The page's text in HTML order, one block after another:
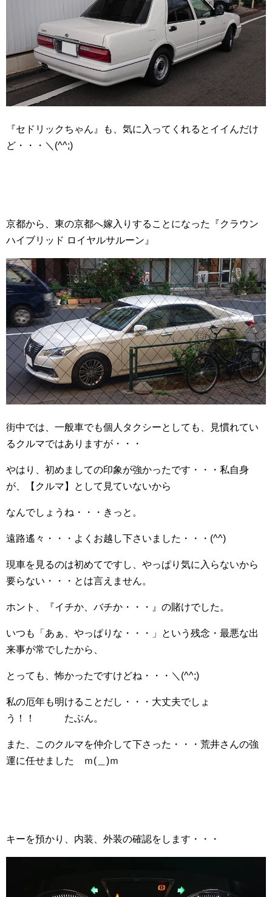
『セドリックちゃん』も、気に入ってくれるとイイんだけ
ど・・・＼(^^;)
京都から、東の京都へ嫁入りすることになった『クラウン
ハイブリッド ロイヤルサルーン』
街中では、一般車でも個人タクシーとしても、見慣れてい
るクルマではありますが・・・
やはり、初めましての印象が強かったです・・・私自身
が、【クルマ】として見ていないから
なんでしょうね・・・きっと。
遠路遙々・・・よくお越し下さいました・・・(^^)
現車を見るのは初めてですし、やっぱり気に入らないから
要らない・・・とは言えません。
ホント、『イチか、バチか・・・』の賭けでした。
いつも「あぁ、やっぱりな・・・」という残念・最悪な出
来事が常でしたから、
とっても、怖かったですけどね・・・＼(^^;)
私の厄年も明けることだし・・・大丈夫でしょ
う！！ たぶん。
また、このクルマを仲介して下さった・・・荒井さんの強
運に任せました ｍ(＿)ｍ
キーを預かり、内装、外装の確認をします・・・